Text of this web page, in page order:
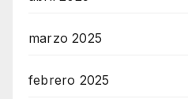
marzo 2025
febrero 2025